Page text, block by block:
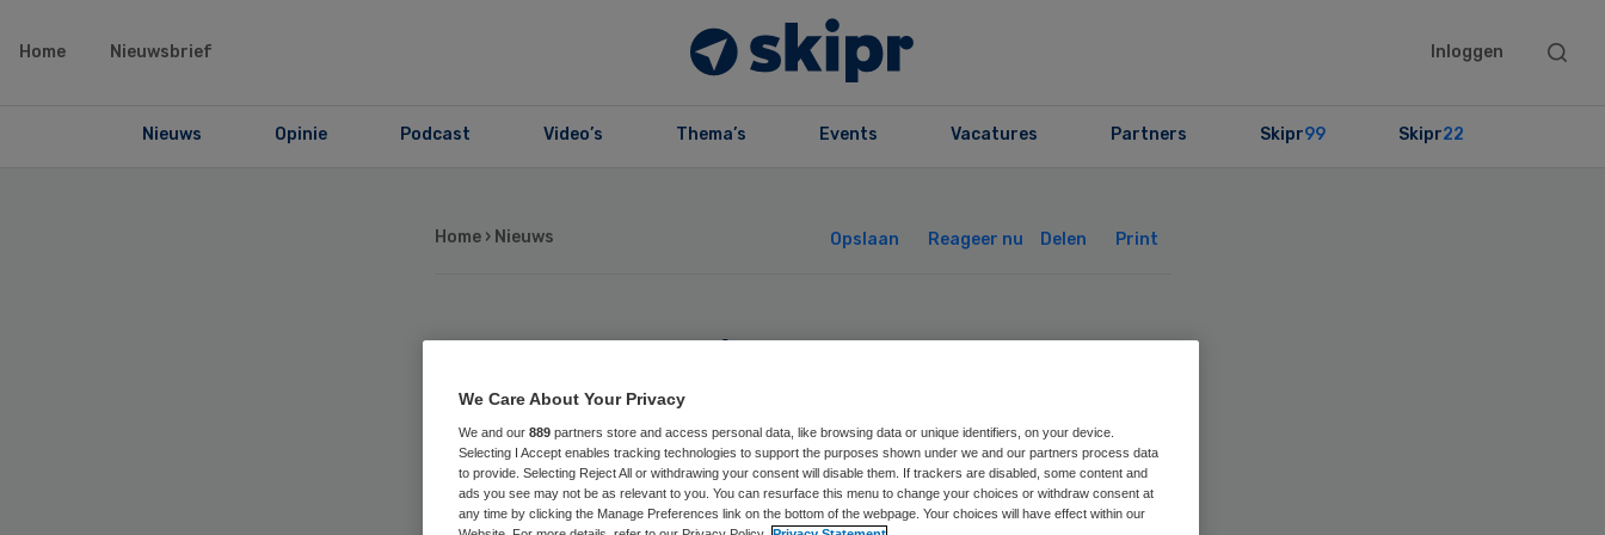
Home Nieuwsbrief Inloggen
Search
Nieuws Opinie Podcast Video’s Thema’s Events Vacatures Partners Skipr99 Skipr22
Home › Nieuws Opslaan Reageer nu Delen Print
Laurens benoemt
nieuwe voorzitter rvt
We Care About Your Privacy
We and our 889 partners store and access personal data, like browsing data or unique identifiers, on your device.
Selecting I Accept enables tracking technologies to support the purposes shown under we and our partners process data
to provide. Selecting Reject All or withdrawing your consent will disable them. If trackers are disabled, some content and
ads you see may not be as relevant to you. You can resurface this menu to change your choices or withdraw consent at
any time by clicking the Manage Preferences link on the bottom of the webpage. Your choices will have effect within our